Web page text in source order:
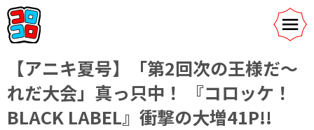
【アニキ夏号】「第2回次の王様だ～
れだ大会」真っ只中！ 『コロッケ！
BLACK LABEL』衝撃の大増41P!!